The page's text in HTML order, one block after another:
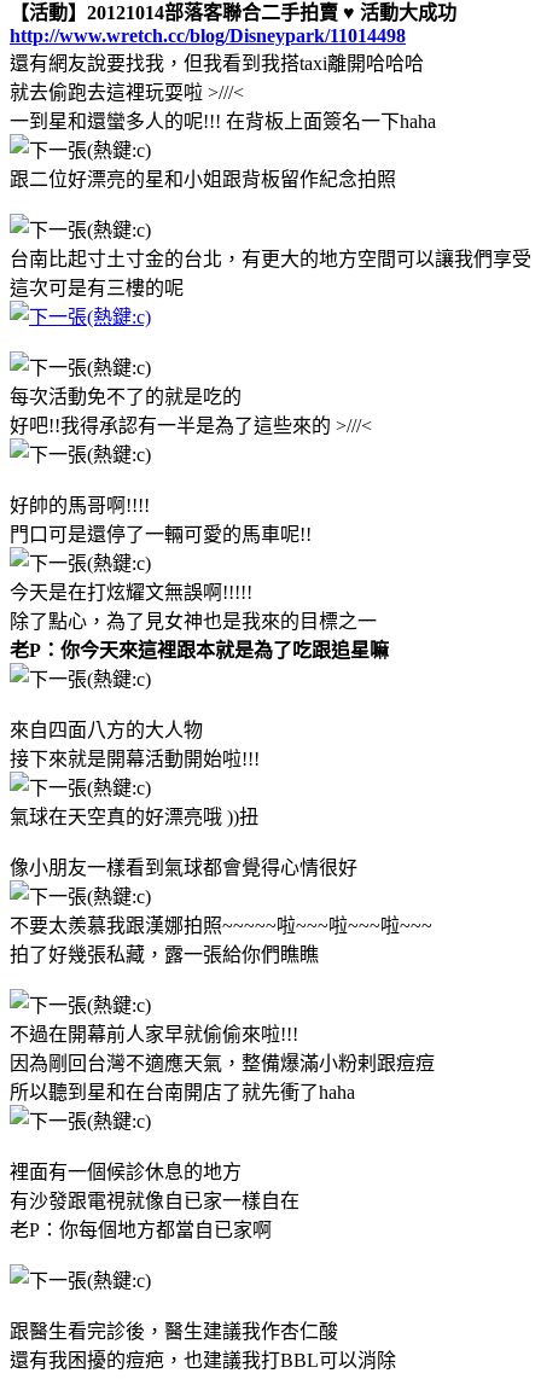
【活動】20121014部落客聯合二手拍賣 ♥ 活動大成功
http://www.wretch.cc/blog/Disneypark/11014498
還有網友說要找我，但我看到我搭taxi離開哈哈哈
就去偷跑去這裡玩耍啦 >///<
一到星和還蠻多人的呢!!! 在背板上面簽名一下haha
跟二位好漂亮的星和小姐跟背板留作紀念拍照
台南比起寸土寸金的台北，有更大的地方空間可以讓我們享受
這次可是有三樓的呢
每次活動免不了的就是吃的
好吧!!我得承認有一半是為了這些來的 >///<
好帥的馬哥啊!!!!
門口可是還停了一輛可愛的馬車呢!!
今天是在打炫耀文無誤啊!!!!!
除了點心，為了見女神也是我來的目標之一
老P：你今天來這裡跟本就是為了吃跟追星嘛
來自四面八方的大人物
接下來就是開幕活動開始啦!!!
氣球在天空真的好漂亮哦 ))扭
像小朋友一樣看到氣球都會覺得心情很好
不要太羨慕我跟漢娜拍照~~~~~啦~~~啦~~~啦~~~
拍了好幾張私藏，露一張給你們瞧瞧
不過在開幕前人家早就偷偷來啦!!!
因為剛回台灣不適應天氣，整備爆滿小粉剌跟痘痘
所以聽到星和在台南開店了就先衝了haha
裡面有一個候診休息的地方
有沙發跟電視就像自已家一樣自在
老P：你每個地方都當自已家啊
跟醫生看完診後，醫生建議我作杏仁酸
還有我困擾的痘疤，也建議我打BBL可以消除